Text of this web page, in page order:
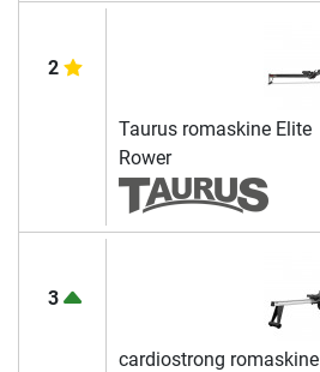
2
Taurus romaskine Elite
Rower
3
cardiostrong romaskine